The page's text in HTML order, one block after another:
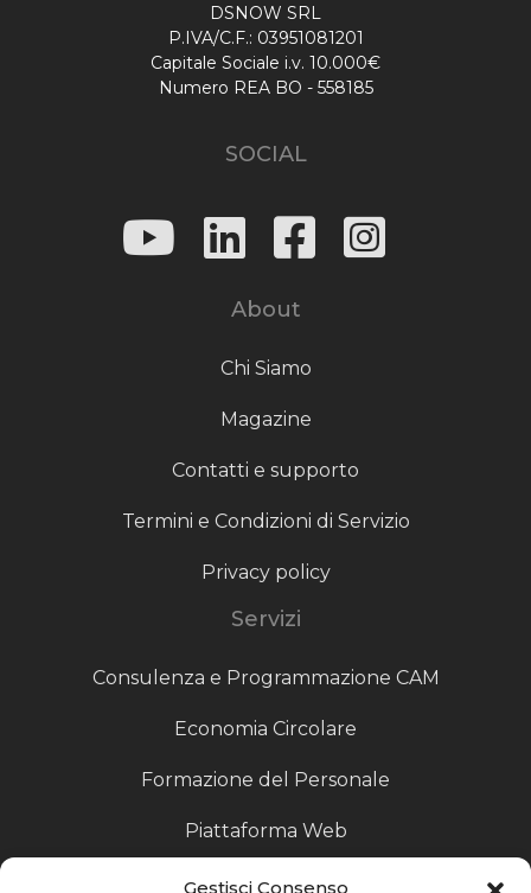
Gestisci Consenso
DSNOW SRL
P.IVA/C.F.: 03951081201
Capitale Sociale i.v. 10.000€
Numero REA BO - 558185
SOCIAL
About
Chi Siamo
Magazine
Contatti e supporto
Termini e Condizioni di Servizio
Privacy policy
Servizi
Consulenza e Programmazione CAM
Economia Circolare
Formazione del Personale
Piattaforma Web
Scouting fornitori